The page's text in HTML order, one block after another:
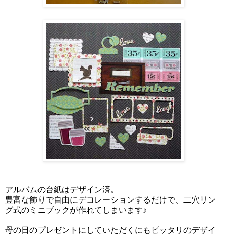
アルバムの台紙はデザイン済。
豊富な飾りで自由にデコレーションするだけで、二穴リン
グ式のミニブックが作れてしまいます♪
母の日のプレゼントにしていただくにもピッタリのデザイ